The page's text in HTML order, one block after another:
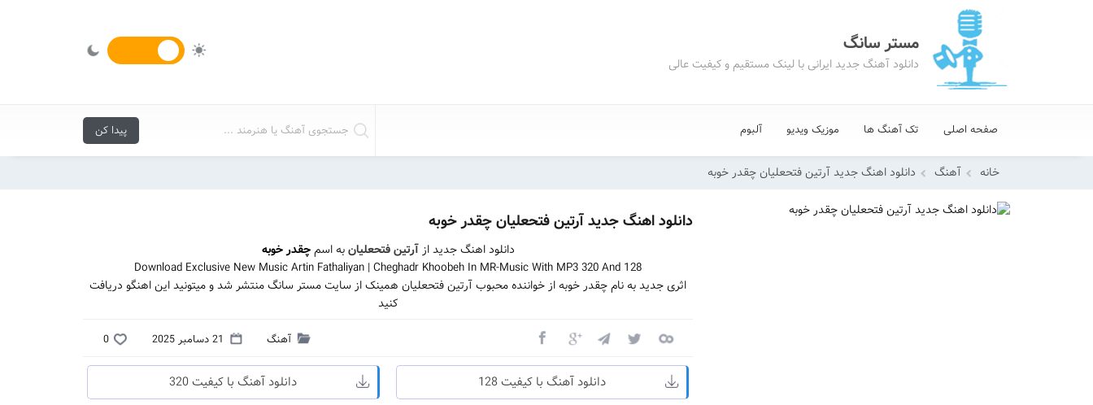
مستر سانگ
دانلود آهنگ جدید ایرانی با لینک مستقیم و کیفیت عالی
صفحه اصلی تک آهنگ ها موزیک ویدیو آلبوم
خانه آهنگ دانلود اهنگ جدید آرتین فتحعلیان چقدر خوبه
دانلود اهنگ جدید آرتین فتحعلیان چقدر خوبه
دانلود اهنگ جدید ازآرتین فتحعلیانبه اسمچقدر خوبه
Download Exclusive New Music Artin Fathaliyan | Cheghadr Khoobeh In MR-Music With MP3 320 And 128
اثری جدید به نام چقدر خوبه از خواننده محبوب آرتین فتحعلیان همینک از سایت مستر سانگ منتشر شد و میتونید این اهنگو دریافت
کنید
آهنگ 21 دسامبر 2025 0
دانلود آهنگ با کیفیت 128 دانلود آهنگ با کیفیت 320